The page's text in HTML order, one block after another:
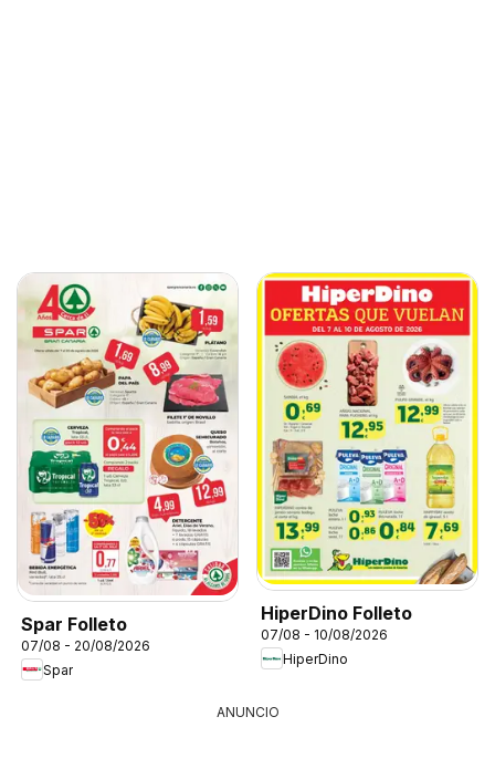
Spar Folleto
07/08 - 20/08/2026
Spar
HiperDino Folleto
07/08 - 10/08/2026
HiperDino
ANUNCIO